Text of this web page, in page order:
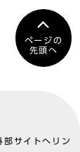
ページの
先頭へ
部サイトへリン